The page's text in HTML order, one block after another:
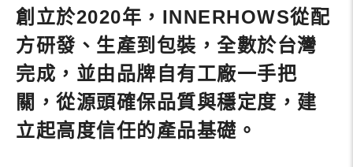
創立於2020年，INNERHOWS從配
方研發、生產到包裝，全數於台灣
完成，並由品牌自有工廠一手把
關，從源頭確保品質與穩定度，建
立起高度信任的產品基礎。